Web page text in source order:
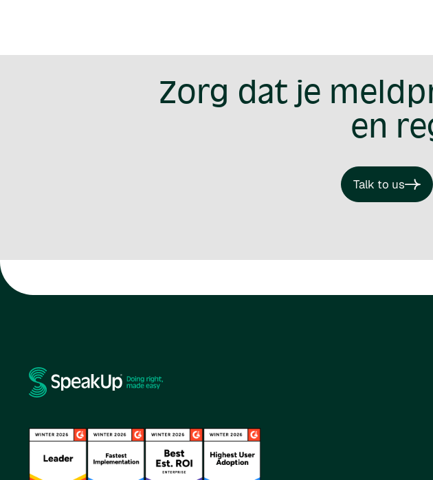
Zorg dat je
en
Talk to us